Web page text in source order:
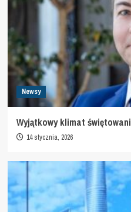
Newsy
Wyjątkowy klimat
14 stycznia, 2026